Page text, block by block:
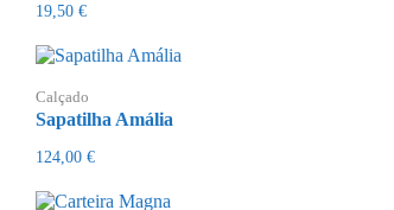
19,50 €
Calçado
Sapatilha Amália
124,00 €